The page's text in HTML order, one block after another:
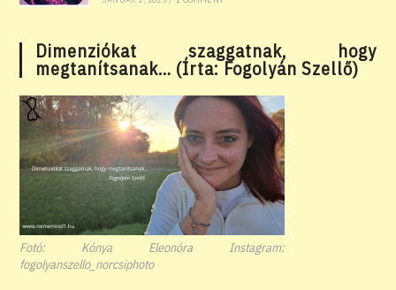
Dimenziókat szaggatnak, hogy
megtanítsanak… (Írta: Fogolyán Szellő)
Fotó: Kónya Eleonóra Instagram:
fogolyanszello_norcsiphoto